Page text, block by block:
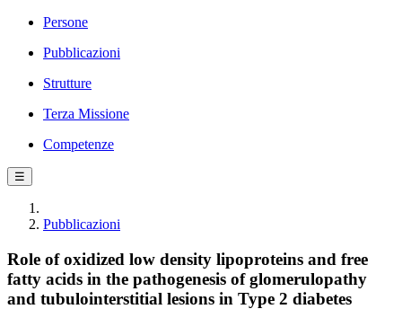
Persone
Pubblicazioni
Strutture
Terza Missione
Competenze
☰
Pubblicazioni
Role of oxidized low density lipoproteins and free
fatty acids in the pathogenesis of glomerulopathy
and tubulointerstitial lesions in Type 2 diabetes